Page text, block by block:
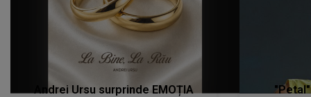
Andrei Ursu surprinde EMOȚIA